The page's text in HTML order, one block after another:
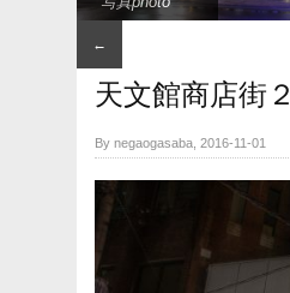
←
天文館商店街２
By negaogasaba, 2016-11-01